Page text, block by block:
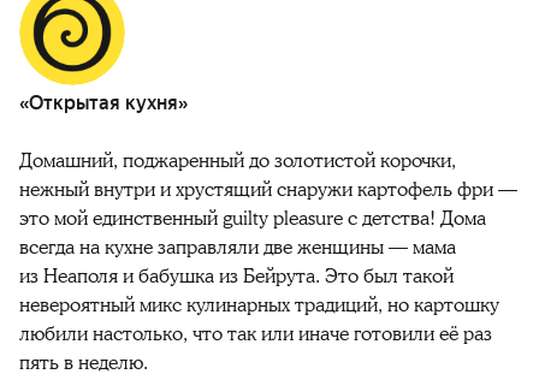
«Открытая кухня»
Домашний, поджаренный до золотистой корочки,
нежный внутри и хрустящий снаружи картофель фри —
это мой единственный guilty pleasure с детства! Дома
всегда на кухне заправляли две женщины — мама
из Неаполя и бабушка из Бейрута. Это был такой
невероятный микс кулинарных традиций, но картошку
любили настолько, что так или иначе готовили её раз
пять в неделю.